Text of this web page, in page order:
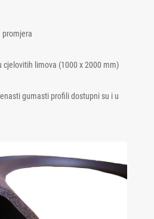
promjera
cjelovitih limova (1000 x 2000 mm)
gumasti profili dostupni su i u